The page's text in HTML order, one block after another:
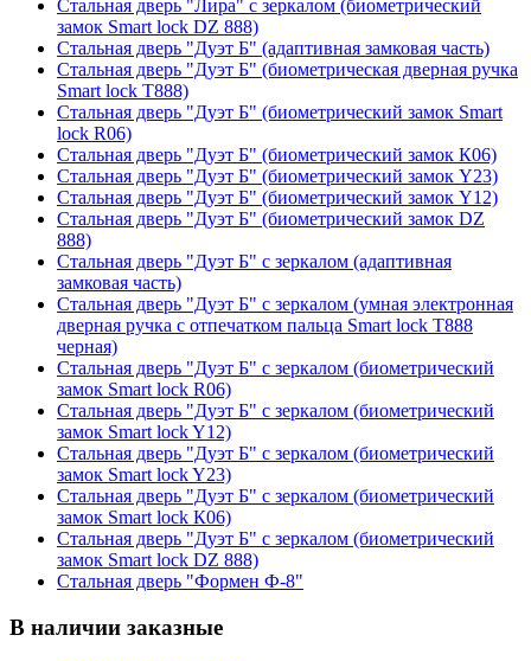
Стальная дверь "Лира" с зеркалом (биометрический
замок Smart lock DZ 888)
Стальная дверь "Дуэт Б" (адаптивная замковая часть)
Стальная дверь "Дуэт Б" (биометрическая дверная ручка
Smart lock T888)
Стальная дверь "Дуэт Б" (биометрический замок Smart
lock R06)
Стальная дверь "Дуэт Б" (биометрический замок К06)
Стальная дверь "Дуэт Б" (биометрический замок Y23)
Стальная дверь "Дуэт Б" (биометрический замок Y12)
Стальная дверь "Дуэт Б" (биометрический замок DZ
888)
Стальная дверь "Дуэт Б" с зеркалом (адаптивная
замковая часть)
Стальная дверь "Дуэт Б" с зеркалом (умная электронная
дверная ручка с отпечатком пальца Smart lock T888
черная)
Стальная дверь "Дуэт Б" с зеркалом (биометрический
замок Smart lock R06)
Стальная дверь "Дуэт Б" с зеркалом (биометрический
замок Smart lock Y12)
Стальная дверь "Дуэт Б" с зеркалом (биометрический
замок Smart lock Y23)
Стальная дверь "Дуэт Б" с зеркалом (биометрический
замок Smart lock К06)
Стальная дверь "Дуэт Б" с зеркалом (биометрический
замок Smart lock DZ 888)
Стальная дверь "Формен Ф-8"
В наличии заказные